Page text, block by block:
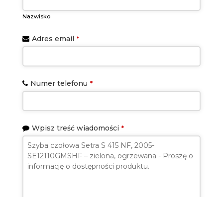
Nazwisko
Adres email *
Numer telefonu *
Wpisz treść wiadomości *